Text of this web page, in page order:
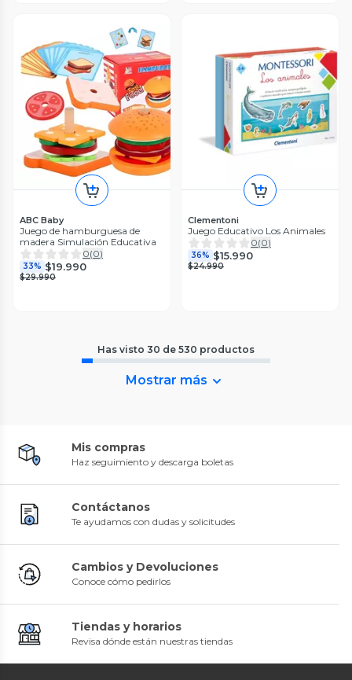
ABC Baby
Juego de hamburguesa de
madera Simulación Educativa
0(0)
33% $19.990
$29.990
Clementoni
Juego Educativo Los Animales
0(0)
36% $15.990
$24.990
Has visto 30 de 530 productos
Mostrar más
Mis compras
Haz seguimiento y descarga boletas
Contáctanos
Te ayudamos con dudas y solicitudes
Cambios y Devoluciones
Conoce cómo pedirlos
Tiendas y horarios
Revisa dónde están nuestras tiendas